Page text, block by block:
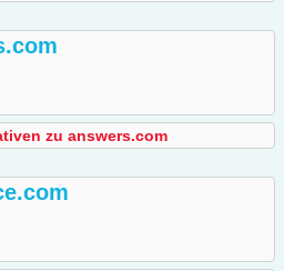
zu answers.com